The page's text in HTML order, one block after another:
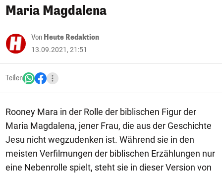
Maria Magdalena
Von Heute Redaktion
13.09.2021, 21:51
Teilen
Rooney Mara in der Rolle der biblischen Figur der
Maria Magdalena, jener Frau, die aus der Geschichte
Jesu nicht wegzudenken ist. Während sie in den
meisten Verfilmungen der biblischen Erzählungen nur
eine Nebenrolle spielt, steht sie in dieser Version von